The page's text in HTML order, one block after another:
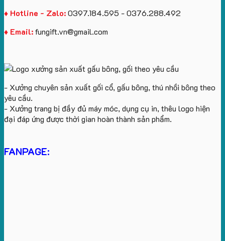
♦ Hotline - Zalo:0397.184.595 - 0376.288.492
♦ Email:fungift.vn@gmail.com
- Xưởng chuyên sản xuất gối cổ, gấu bông, thú nhồi bông theo
yêu cầu.
- Xưởng trang bị đầy đủ máy móc, dụng cụ in, thêu logo hiện
đại đáp ứng được thời gian hoàn thành sản phẩm.
FANPAGE: